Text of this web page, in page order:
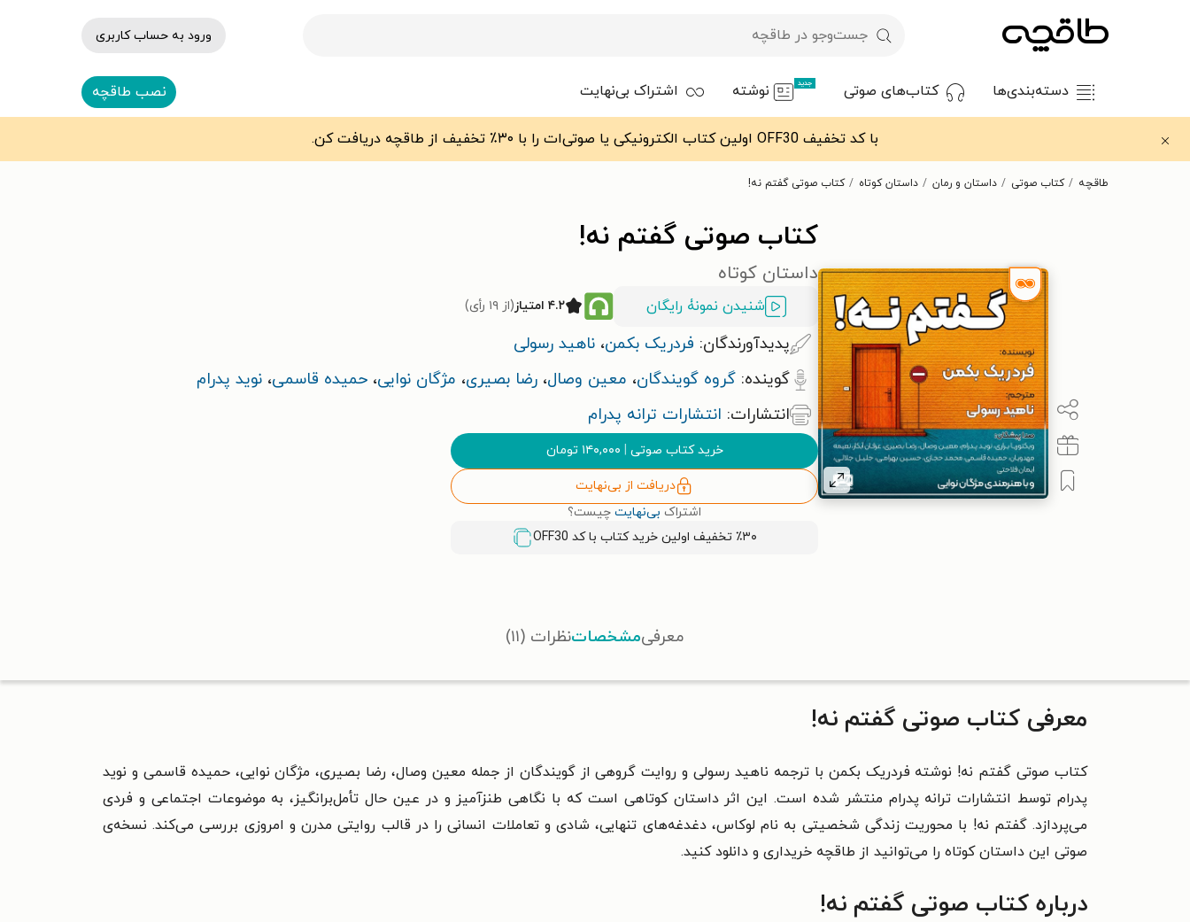
ورود به حساب کاربری
دسته‌بندی‌ها کتاب‌های صوتی جدید نوشته اشتراک بی‌نهایت نصب طاقچه
با کد تخفیف OFF30 اولین کتاب الکترونیکی یا صوتی‌ات را با ۳۰٪ تخفیف از طاقچه دریافت کن.
طاقچه کتاب صوتی داستان و رمان داستان کوتاه کتاب صوتی گفتم نه!
کتاب صوتی گفتم نه!
داستان کوتاه
شنیدن نمونۀ رایگان ۴.۲ امتیاز (از ۱۹ رأی)
پدیدآورندگان: فردریک بکمن، ناهید رسولی
گوینده: گروه گویندگان، معین وصال، رضا بصیری، مژگان نوایی، حمیده قاسمی، نوید پدرام
انتشارات: انتشارات ترانه پدرام
خرید کتاب صوتی | ۱۴۰,۰۰۰ تومان
دریافت از بی‌نهایت
اشتراک بی‌نهایت چیست؟
٪۳۰ تخفیف اولین خرید کتاب با کد
OFF30
معرفیمشخصاتنظرات (۱۱)
معرفی کتاب صوتی گفتم نه!
کتاب صوتی گفتم نه! نوشته فردریک بکمن با ترجمه ناهید رسولی و روایت گروهی از گویندگان از جمله معین وصال، رضا بصیری، مژگان نوایی، حمیده قاسمی و نوید
پدرام توسط انتشارات ترانه پدرام منتشر شده است. این اثر داستان کوتاهی است که با نگاهی طنزآمیز و در عین حال تأمل‌برانگیز، به موضوعات اجتماعی و فردی
می‌پردازد. گفتم نه! با محوریت زندگی شخصیتی به نام لوکاس، دغدغه‌های تنهایی، شادی و تعاملات انسانی را در قالب روایتی مدرن و امروزی بررسی می‌کند. نسخه‌ی
صوتی این داستان کوتاه را می‌توانید از طاقچه خریداری و دانلود کنید.
درباره کتاب صوتی گفتم نه!